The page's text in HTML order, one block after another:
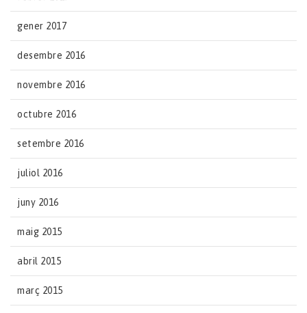
gener 2017
desembre 2016
novembre 2016
octubre 2016
setembre 2016
juliol 2016
juny 2016
maig 2015
abril 2015
març 2015